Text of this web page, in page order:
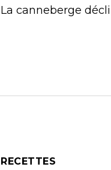
La canneberge
RECETTES